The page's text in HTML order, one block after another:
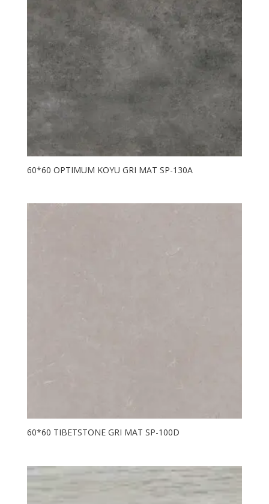
60*60 OPTIMUM KOYU GRI MAT SP-130A
60*60 TIBETSTONE GRI MAT SP-100D